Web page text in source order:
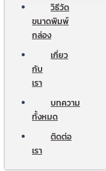
วิธีวัด
ขนาดพิมพ์
กล่อง
เกี่ยว
กับ
เรา
บทความ
ทั้งหมด
ติดต่อ
เรา